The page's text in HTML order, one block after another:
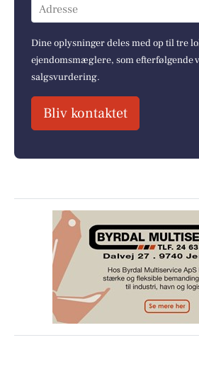
Adresse
Dine oplysninger deles med op til tre
ejendomsmæglere, som efterfølgende
salgsvurdering.
Bliv kontaktet